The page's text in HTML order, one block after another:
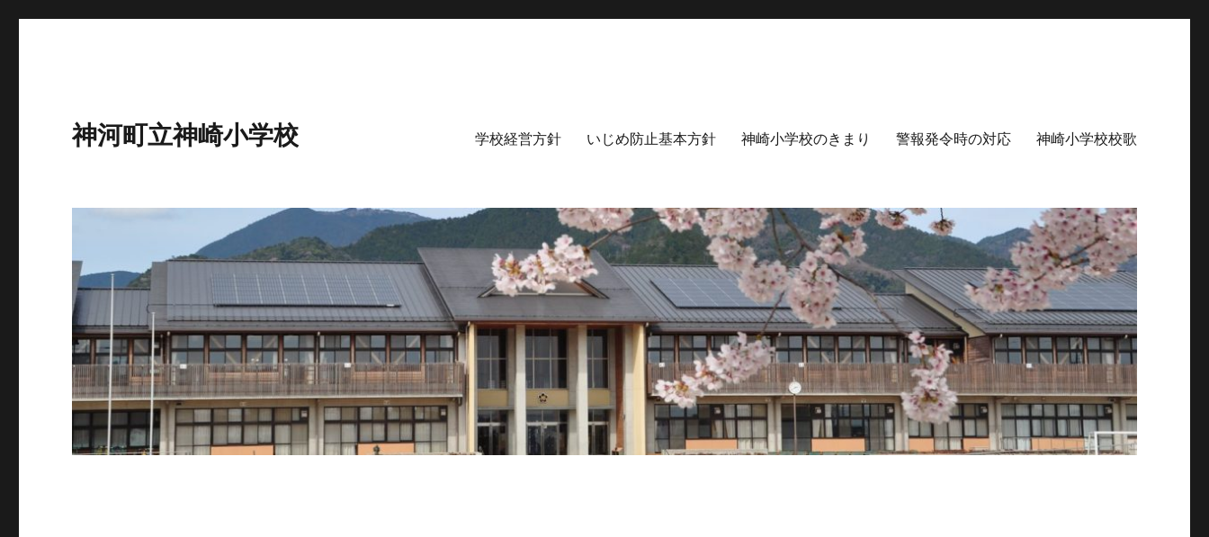
神河町立神崎小学校 学校経営方針 いじめ防止基本方針 神崎小学校のきまり 警報発令時の対応 神崎小学校校歌